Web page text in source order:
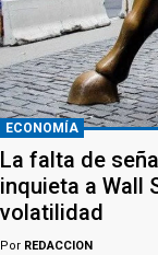
ECONOMÍA
La falta de
inquieta a Wall
volatilidad
Por REDACCION